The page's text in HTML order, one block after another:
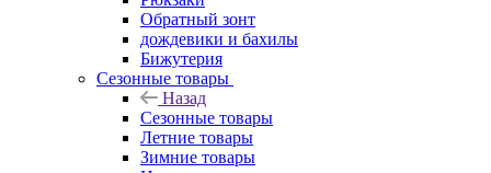
Обратный зонт
дождевики и бахилы
Бижутерия
Сезонные товары
Назад
Сезонные товары
Летние товары
Зимние товары